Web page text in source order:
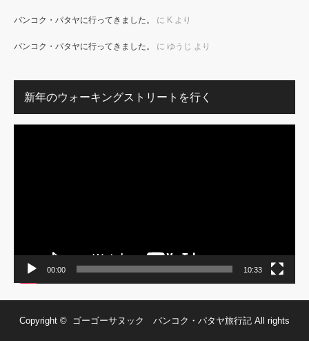
バンコク・パタヤに行ってきました。 に K より
バンコク・パタヤに行ってきました。 に ゆうじ より
新年のウォーキングストリートを行く
動
00:00 10:33
Copyright © ゴーゴーサヌック バンコク・パタヤ旅行記 All rights